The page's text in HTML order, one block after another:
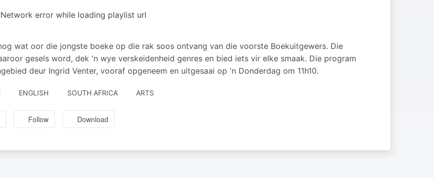
Network error while loading playlist url
wat oor die jongste boeke op die rak soos ontvang van die voorste Boekuitgewers. Die
gesels word, dek 'n wye verskeidenheid genres en bied iets vir elke smaak. Die program
deur Ingrid Venter, vooraf opgeneem en uitgesaai op 'n Donderdag om 11h10.
ENGLISH SOUTH AFRICA ARTS
Follow Download